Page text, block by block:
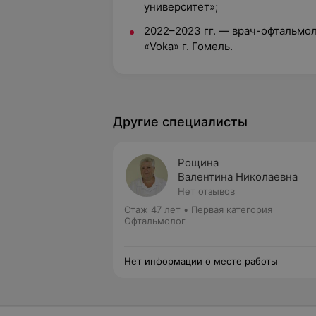
университет»;
2022–2023 гг. — врач-
«Voka» г. Гомель.
Другие специалисты
Рощина
Валентина Николаевна
Нет отзывов
Стаж 47 лет • Первая категория
Офтальмолог
Нет информации о месте работы